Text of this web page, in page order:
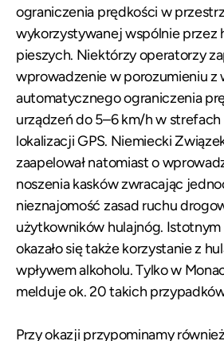
ograniczenia prędkości w
wykorzystywanej wspólnie przez
pieszych. Niektórzy operatorzy
wprowadzenie w porozumieniu z
automatycznego ograniczenia
urządzeń do 5–6 km/h w
lokalizacji GPS. Niemiecki
zaapelował natomiast o
noszenia kasków zwracając
nieznajomość zasad ruchu
użytkowników hulajnóg.
okazało się także korzystanie z
wpływem alkoholu. Tylko w
melduje ok. 20 takich
Przy okazji przypominamy również